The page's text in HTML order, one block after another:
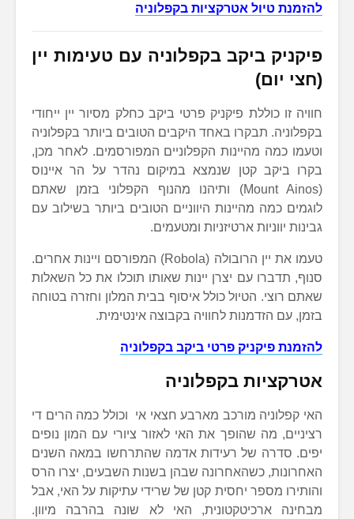
להזמנת טיול אטרקציות בקפלוניה
פיקניק ביקב בקפלוניה עם טעימות יין
(חצי יום)
חוויה זו כוללת פיקניק פרטי ביקב כחלק מסיור יין ייחודי
בקפלוניה. תבקרו באחד היקבים הטובים ביותר בקפלוניה
וטעמו כמה מהיינות הקפלוניים המפורסמים. לאחר מכן,
בקרו ביקב קטן שנמצא במיקום נהדר על הר איינוס
(Mount Ainos) ותיהנו מהנוף הקפלוני בזמן שאתם
לוגמים כמה מהיינות היווניים הטובים ביותר בשילוב עם
גבינות יווניות ארטיזניות ומטעמים.
טעמו את יין הרובולה (Robola) המפורסם ויינות אחרים.
סנוף, תדברו עם יצרן יינות שאותו תוכלו את כל השאלות
שאתם רוצי. הטיול כולל איסוף בבית המלון וחזרה בטוחה
בזמן, עם הזדמנות לחוויה בקבוצה אינטימית.
להזמנת פיקניק פרטי ביקב בקפלוניה
אטרקציות בקפלוניה
האי קפלוניה מורכב מארבע חצאי אי וכולל כמה הרים די
רציניים, מה שהופך את האי לאזור ציורי עם המון נופים
יפים. סדרה של רעידות אדמה שהתרחשו במאה השנים
האחרונות, כשהאחרונה שבהן בשנות השבעים, יצרו הרס
והותירו מספר יחסית קטן של שרידי עתיקות על האי, אבל
מבחינה ארכיטקטונית, האי לא שונה בהרבה מיוון.